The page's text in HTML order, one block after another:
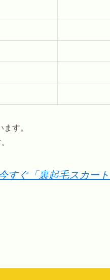
す。
すぐ「裏起毛スカー